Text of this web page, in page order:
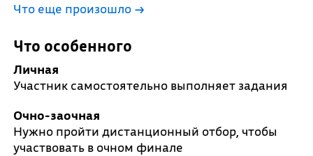
Что еще произошло →
Что особенного
Личная
Участник самостоятельно выполняет задания
Очно-заочная
Нужно пройти дистанционный отбор, чтобы
участвовать в очном финале